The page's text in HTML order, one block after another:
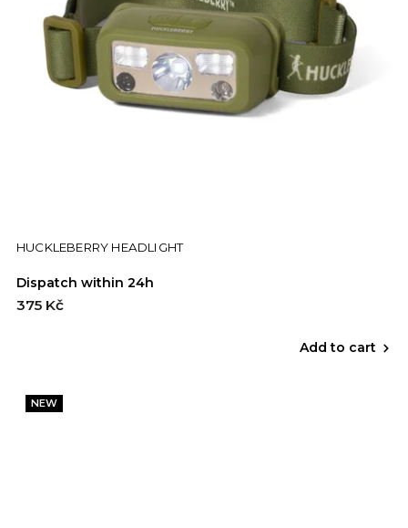
HUCKLEBERRY HEADLIGHT
Dispatch within 24h
375 Kč
Add to cart
NEW